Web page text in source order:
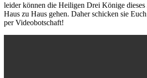
leider können die Heiligen Drei Könige
Haus zu Haus gehen. Daher schicken sie
per Videobotschaft!